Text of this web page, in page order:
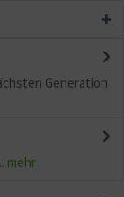
Generation
mehr